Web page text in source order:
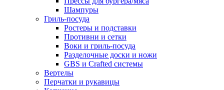
Шампуры
Гриль-посуда
Ростеры и подставки
Противни и сетки
Воки и гриль-посуда
Разделочные доски и ножи
GBS и Crafted системы
Вертелы
Перчатки и рукавицы